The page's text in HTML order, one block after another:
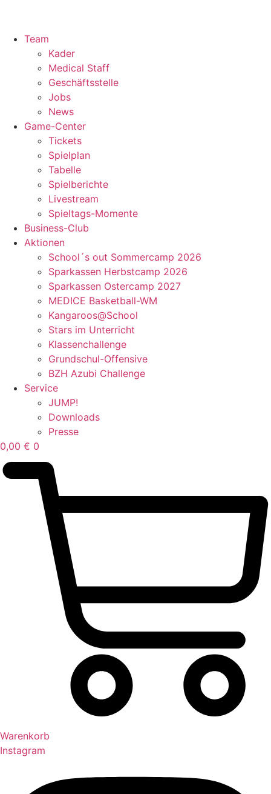
Team
Kader
Medical Staff
Geschäftsstelle
Jobs
News
Game-Center
Tickets
Spielplan
Tabelle
Spielberichte
Livestream
Spieltags-Momente
Business-Club
Aktionen
School´s out Sommercamp 2026
Sparkassen Herbstcamp 2026
Sparkassen Ostercamp 2027
MEDICE Basketball-WM
Kangaroos@School
Stars im Unterricht
Klassenchallenge
Grundschul-Offensive
BZH Azubi Challenge
Service
JUMP!
Downloads
Presse
0,00 € 0
Warenkorb
Instagram